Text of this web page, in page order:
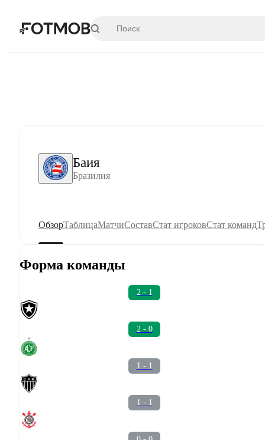
Баия
Бразилия
ОбзорТаблицаМатчиСоставСтат игроковСтат команд
Форма команды
2 - 1
2 - 0
1 - 1
1 - 1